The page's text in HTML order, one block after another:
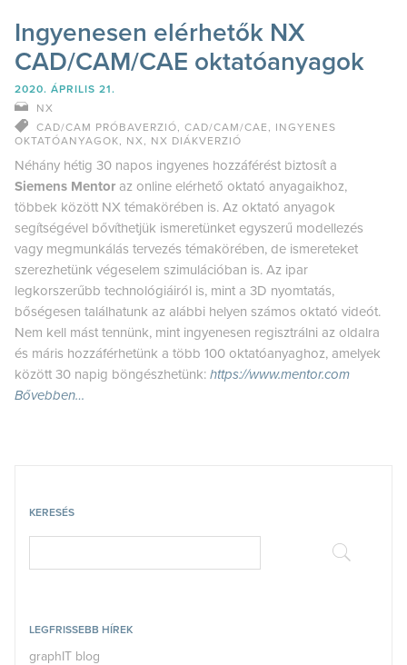
KERESÉS
LEGFRISSEBB HÍREK
graphIT blog
Ingyenesen elérhetők NX
CAD/CAM/CAE oktatóanyagok
2020. ÁPRILIS 21.
NX
CAD/CAM PRÓBAVERZIÓ, CAD/CAM/CAE , INGYENES
OKTATÓANYAGOK, NX, NX DIÁKVERZIÓ
Néhány hétig 30 napos ingyenes hozzáférést biztosít a
Siemens Mentor az online elérhető oktató anyagaikhoz,
többek között NX témakörében is. Az oktató anyagok
segítségével bővíthetjük ismeretünket egyszerű modellezés
vagy megmunkálás tervezés témakörében, de ismereteket
szerezhetünk végeselem szimulációban is. Az ipar
legkorszerűbb technológiáiról is, mint a 3D nyomtatás,
bőségesen találhatunk az alábbi helyen számos oktató videót.
Nem kell mást tennünk, mint ingyenesen regisztrálni az oldalra
és máris hozzáférhetünk a több 100 oktatóanyaghoz, amelyek
között 30 napig böngészhetünk: https://www.mentor.com
Bővebben…